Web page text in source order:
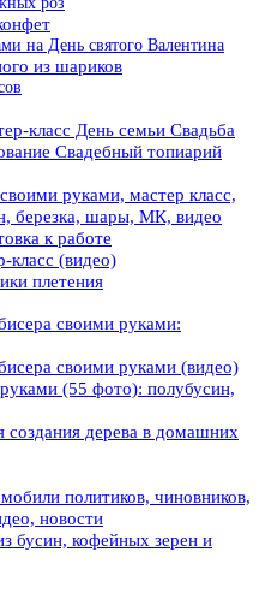
на День святого Валентина
из шариков
класс День семьи Свадьба
Свадебный топиарий
руками, мастер класс,
березка, шары, МК, видео
к работе
класс (видео)
плетения
своими руками:
своими руками (видео)
(55 фото): полубусин,
создания дерева в домашних
политиков, чиновников,
новости
бусин, кофейных зерен и